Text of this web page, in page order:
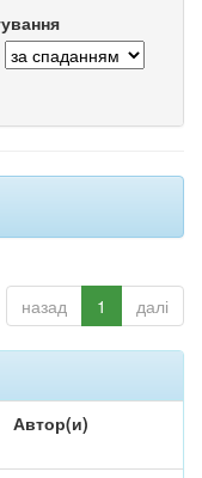
назад 1 далі
Автор(и)